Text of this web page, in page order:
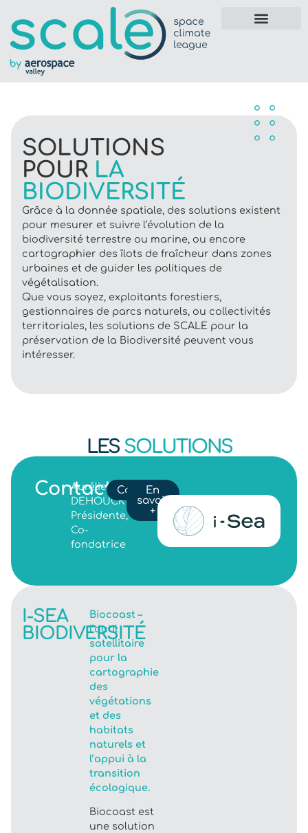
SOLUTIONS
POUR LA
BIODIVERSITÉ
Grâce à la donnée spatiale, des solutions existent
pour mesurer et suivre l’évolution de la
biodiversité terrestre ou marine, ou encore
cartographier des îlots de fraîcheur dans zones
urbaines et de guider les politiques de
végétalisation.
Que vous soyez, exploitants forestiers,
gestionnaires de parcs naturels, ou collectivités
territoriales, les solutions de SCALE pour la
préservation de la Biodiversité peuvent vous
intéresser.
LES SOLUTIONS
Contact
Aurélie
DEHOUCK
Présidente,
Co-
fondatrice
Contact
En
savoir
+
I-SEA
BIODIVERSITÉ
Biocoast –
l’outil
satellitaire
pour la
cartographie
des
végétations
et des
habitats
naturels et
l’appui à la
transition
écologique.
Biocoast est
une solution